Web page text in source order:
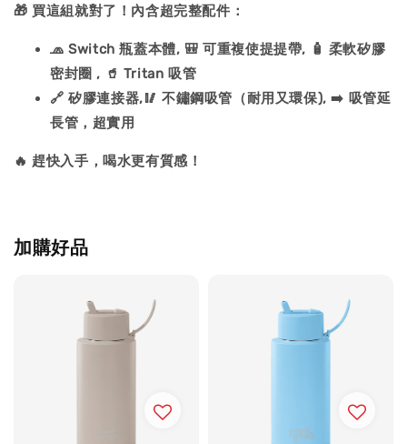
🎁 買這組就對了！內含超完整配件：
🧢 Switch 瓶蓋本體, 🎒 可重複使提提帶, 🧴 柔軟矽膠
密封圈 , 🥤 Tritan 吸管
🔗 矽膠連接器,🥢 不鏽鋼吸管（耐用又環保), ➡️ 吸管延
長管，超實用
🔥 趕快入手，喝水更有質感！
加購好品